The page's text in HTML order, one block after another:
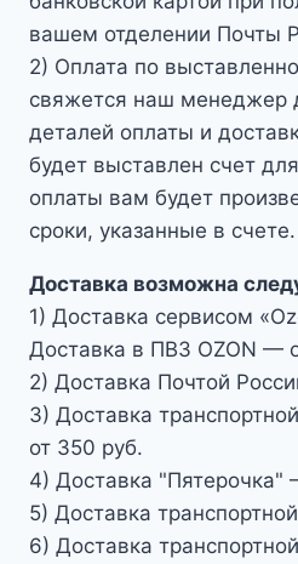
вашем отделении Почты
2) Оплата по
свяжется наш менеджер
деталей оплаты и
будет выставлен счет
оплаты вам будет
сроки, указанные в счете.
Доставка возможна
1) Доставка сервисом
Доставка в ПВЗ OZON —
2) Доставка Почтой
3) Доставка
от 350 руб.
4) Доставка "Пятерочка"
5) Доставка
6) Доставка